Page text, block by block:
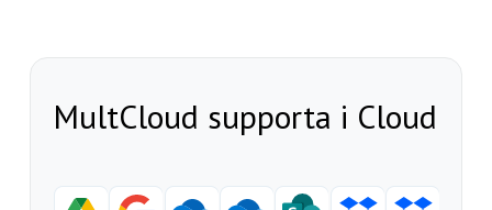
MultCloud supporta i Cloud